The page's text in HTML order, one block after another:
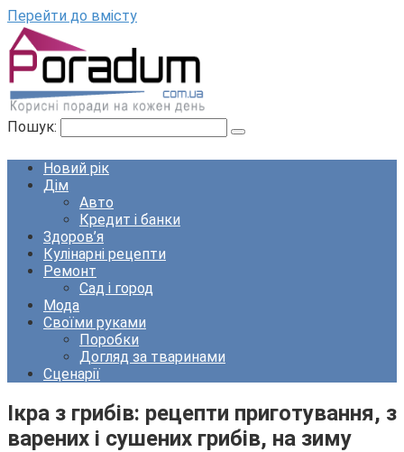
Перейти до вмісту
Пошук:
Новий рік
Дім
Авто
Кредит і банки
Здоров’я
Кулінарні рецепти
Ремонт
Сад і город
Мода
Своїми руками
Поробки
Догляд за тваринами
Сценарії
Ікра з грибів: рецепти приготування, з
варених і сушених грибів, на зиму